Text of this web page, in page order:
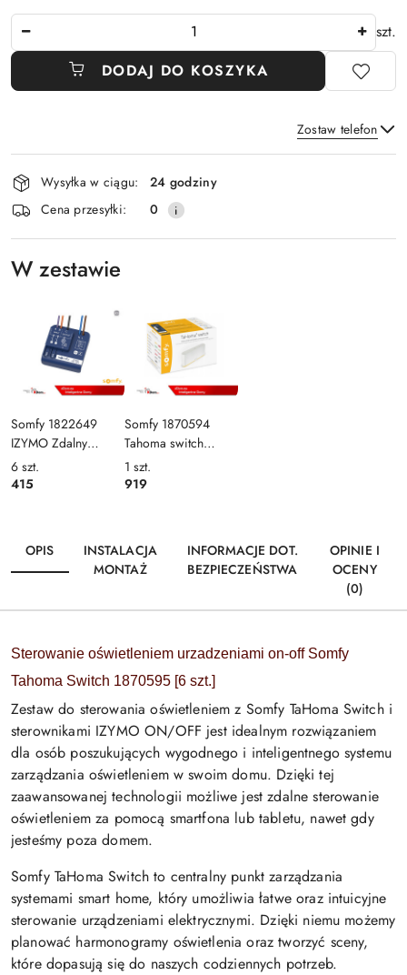
szt.
DODAJ DO KOSZYKA
Zostaw telefon
Wyślij
Dostępność
i
dostawa
Wysyłka w ciągu:
24 godziny
Cena przesyłki:
0
W zestawie
Somfy 1822649
IZYMO Zdalny
sterownik do
oświetlenia lub
6 szt.
415
Somfy 1870594
Tahoma switch
sterownik RTS, IO,
Zigbee
1 szt.
919
OPIS
INSTALACJA
MONTAŻ
INFORMACJE DOT.
BEZPIECZEŃSTWA
OPINIE I
OCENY
(0)
Sterowanie oświetleniem urzadzeniami on-off Somfy
Tahoma Switch 1870595 [6 szt.]
Zestaw do sterowania oświetleniem z Somfy TaHoma Switch i
sterownikami IZYMO ON/OFF jest idealnym rozwiązaniem
dla osób poszukujących wygodnego i inteligentnego systemu
zarządzania oświetleniem w swoim domu. Dzięki tej
zaawansowanej technologii możliwe jest zdalne sterowanie
oświetleniem za pomocą smartfona lub tabletu, nawet gdy
jesteśmy poza domem.
Somfy TaHoma Switch to centralny punkt zarządzania
systemami smart home, który umożliwia łatwe oraz intuicyjne
sterowanie urządzeniami elektrycznymi. Dzięki niemu możemy
planować harmonogramy oświetlenia oraz tworzyć sceny,
które dopasują się do naszych codziennych potrzeb.